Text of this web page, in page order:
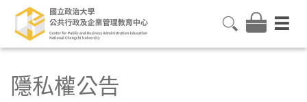
隱私權公告